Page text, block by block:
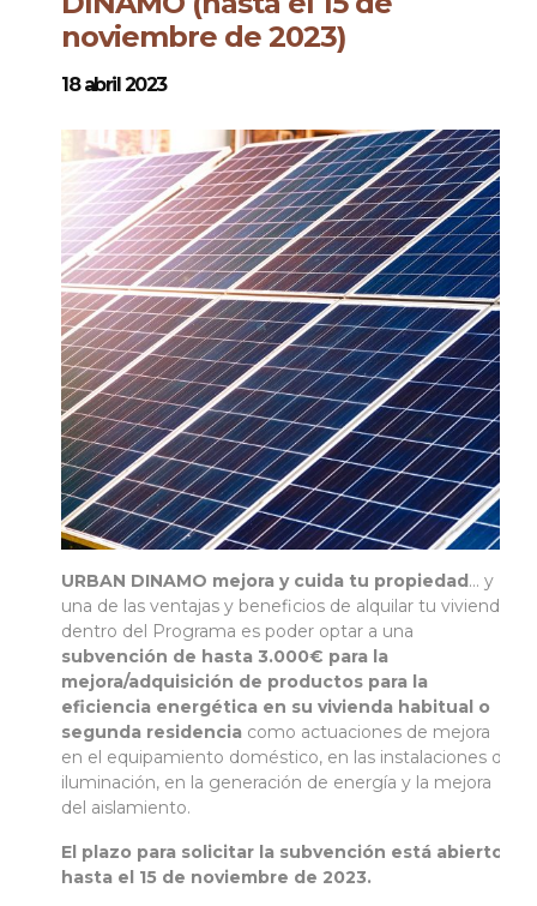
noviembre de 2023)
18 abril 2023
URBAN DINAMO mejora y cuida tu propiedad … y
una de las ventajas y beneficios de alquilar tu vivienda
dentro del Programa es poder optar a una
subvención de hasta 3.000€ para la
mejora/adquisición de productos para la
eficiencia energética en su vivienda habitual o
segunda residencia como actuaciones de mejora
en el equipamiento doméstico, en las instalaciones de
iluminación, en la generación de energía y la mejora
del aislamiento.
El plazo para solicitar la subvención está abierto
hasta el 15 de noviembre de 2023.